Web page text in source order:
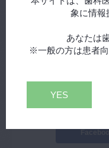
パスワ
外部
象に情報
あなたは
※一般の方は患者
YES